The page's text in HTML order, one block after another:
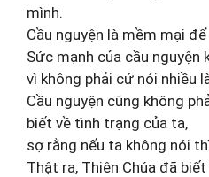
mình.
Cầu nguyện là mềm mại
Sức mạnh của cầu nguyện
vì không phải cứ nói nhiều
Cầu nguyện cũng không
biết về tình trạng của ta,
sợ rằng nếu ta không nói
Thật ra, Thiên Chúa đã